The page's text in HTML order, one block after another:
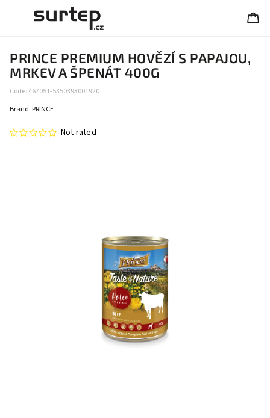
PRINCE PREMIUM HOVĚZÍ S PAPAJOU,
MRKEV A ŠPENÁT 400G
Code:467051-5350393001920
Not rated
Brand: PRINCE